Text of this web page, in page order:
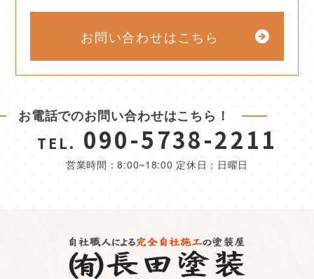
お問い合わせはこちら
お電話でのお問い合わせはこちら！
TEL. 090-5738-2211
営業時間：8:00~18:00 定休日：日曜日